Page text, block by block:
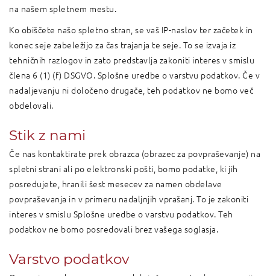
na našem spletnem mestu.
Ko obiščete našo spletno stran, se vaš IP-naslov ter začetek in
konec seje zabeležijo za čas trajanja te seje. To se izvaja iz
tehničnih razlogov in zato predstavlja zakoniti interes v smislu
člena 6 (1) (f) DSGVO. Splošne uredbe o varstvu podatkov. Če v
nadaljevanju ni določeno drugače, teh podatkov ne bomo več
obdelovali.
Stik z nami
Če nas kontaktirate prek obrazca (obrazec za povpraševanje) na
spletni strani ali po elektronski pošti, bomo podatke, ki jih
posredujete, hranili šest mesecev za namen obdelave
povpraševanja in v primeru nadaljnjih vprašanj. To je zakoniti
interes v smislu Splošne uredbe o varstvu podatkov. Teh
podatkov ne bomo posredovali brez vašega soglasja.
Varstvo podatkov